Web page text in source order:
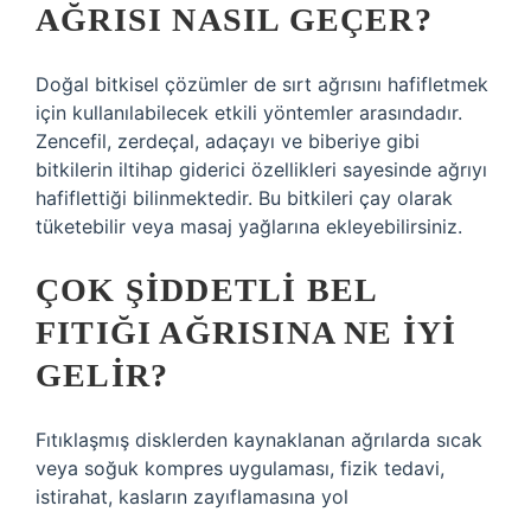
AĞRISI NASIL GEÇER?
Doğal bitkisel çözümler de sırt ağrısını hafifletmek
için kullanılabilecek etkili yöntemler arasındadır.
Zencefil, zerdeçal, adaçayı ve biberiye gibi
bitkilerin iltihap giderici özellikleri sayesinde ağrıyı
hafiflettiği bilinmektedir. Bu bitkileri çay olarak
tüketebilir veya masaj yağlarına ekleyebilirsiniz.
ÇOK ŞIDDETLI BEL
FITIĞI AĞRISINA NE IYI
GELIR?
Fıtıklaşmış disklerden kaynaklanan ağrılarda sıcak
veya soğuk kompres uygulaması, fizik tedavi,
istirahat, kasların zayıflamasına yol